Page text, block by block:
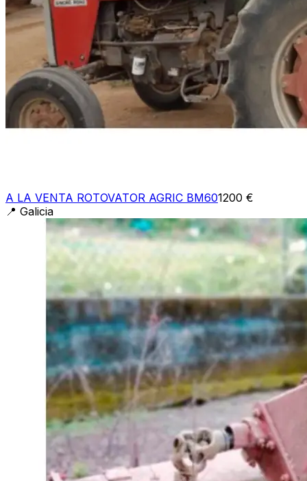
A LA VENTA ROTOVATOR AGRIC BM601200 €
📍 Galicia